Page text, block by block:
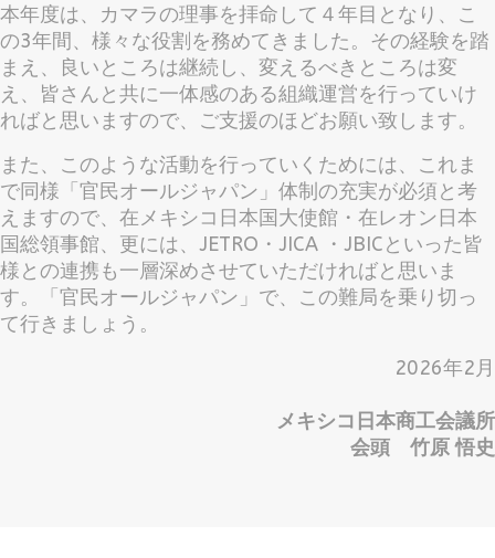
本年度は、カマラの理事を拝命して４年目となり、こ
の3年間、様々な役割を務めてきました。その経験を踏
まえ、良いところは継続し、変えるべきところは変
え、皆さんと共に一体感のある組織運営を行っていけ
ればと思いますので、ご支援のほどお願い致します。
また、このような活動を行っていくためには、これま
で同様「官民オールジャパン」体制の充実が必須と考
えますので、在メキシコ日本国大使館・在レオン日本
国総領事館、更には、JETRO・JICA ・JBICといった皆
様との連携も一層深めさせていただければと思いま
す。「官民オールジャパン」で、この難局を乗り切っ
て行きましょう。
2026年2月
メキシコ日本商工会議所
会頭 竹原悟史